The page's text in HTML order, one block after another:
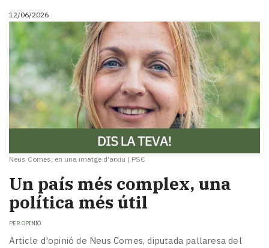
12/06/2026
Neus Comes, en una imatge d'arxiu | PSC
Un país més complex, una
política més útil
PER OPINIÓ
Article d'opinió de Neus Comes, diputada pallaresa del